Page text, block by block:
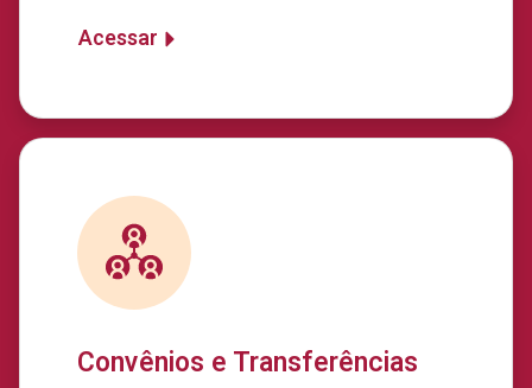
Acessar
Convênios e Transferências